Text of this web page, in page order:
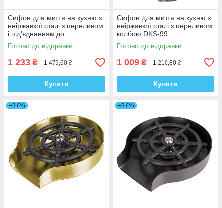
Сифон для миття на кухню з
неіржавкої сталі з переливом
і під'єднанням до
посудомийки DMS-110
Готово до відправки
1 233 ₴ 1 479,60 ₴
Купити
Сифон для миття на кухню з
неіржавкої сталі з переливом
колбою DKS-99
Готово до відправки
1 009 ₴ 1 210,80 ₴
Купити
–17% –17%